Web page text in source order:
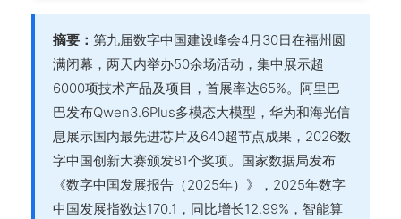
摘要： 第九届数字中国建设峰会4月30日在福州圆
满闭幕，两天内举办50余场活动，集中展示超
6000项技术产品及项目，首展率达65%。阿里巴
巴发布Qwen3.6Plus多模态大模型，华为和海光信
息展示国内最先进芯片及640超节点成果，2026数
字中国创新大赛颁发81个奖项。国家数据局发布
《数字中国发展报告（2025年）》，2025年数字
中国发展指数达170.1，同比增长12.99%，智能算